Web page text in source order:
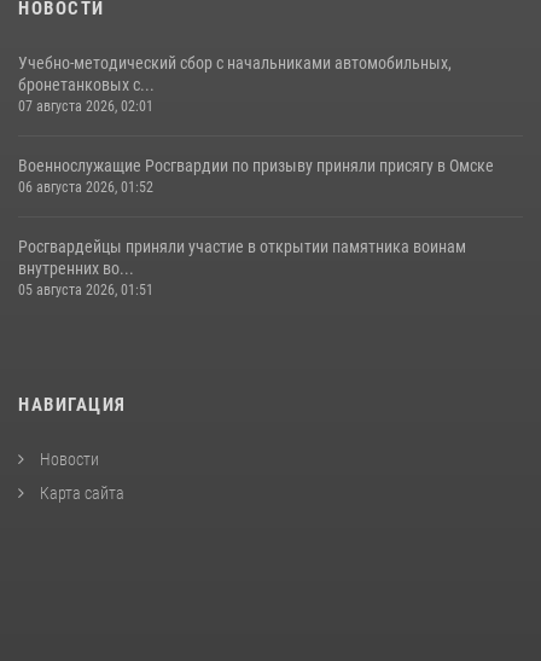
НОВОСТИ
Учебно-методический сбор с начальниками автомобильных,
бронетанковых с...
07 августа 2026, 02:01
Военнослужащие Росгвардии по призыву приняли присягу в Омске
06 августа 2026, 01:52
Росгвардейцы приняли участие в открытии памятника воинам
внутренних во...
05 августа 2026, 01:51
НАВИГАЦИЯ
Новости
Карта сайта